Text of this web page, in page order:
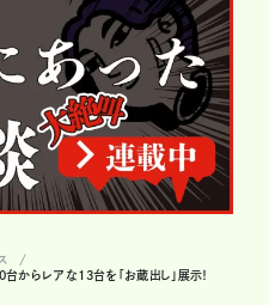
からレアな13台を「お蔵出し」展示！